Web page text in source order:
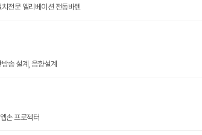
전문 엘리베이션 전동바텐
송 설계, 음향설계
손 프로젝터